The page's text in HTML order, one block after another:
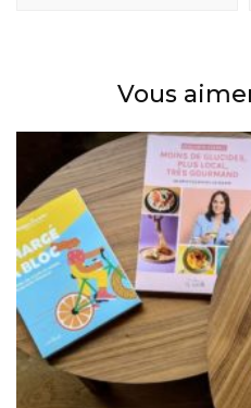
Vous